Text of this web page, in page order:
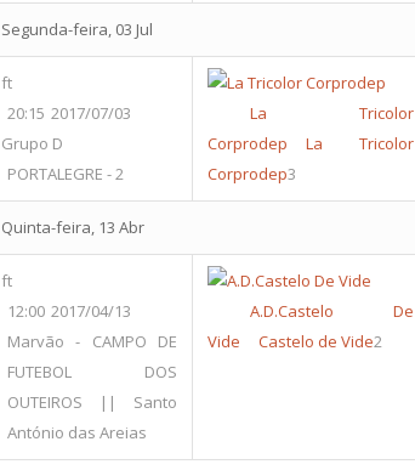
Segunda-feira, 03 Jul
ft
2017/07/03
20:15
Grupo D
PORTALEGRE - 2
La Tricolor
Corprodep
La Tricolor
Corprodep3
Quinta-feira, 13 Abr
ft
2017/04/13
12:00
Marvão - CAMPO DE
FUTEBOL DOS
OUTEIROS || Santo
António das Areias
A.D.Castelo De
Vide
Castelo de Vide2